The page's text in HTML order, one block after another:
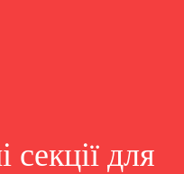
секції для